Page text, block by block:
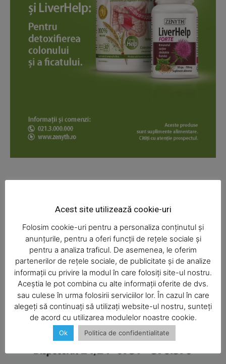
News Week
SUBSCRIBE NOW
Company
Acest site utilizează cookie-uri
Folosim cookie-uri pentru a personaliza conținutul și
anunțurile, pentru a oferi funcții de rețele sociale și
pentru a analiza traficul. De asemenea, le oferim
partenerilor de rețele sociale, de publicitate și de analize
informații cu privire la modul în care folosiți site-ul nostru.
Aceștia le pot combina cu alte informații oferite de dvs.
sau culese în urma folosirii serviciilor lor. În cazul în care
alegeți să continuați să utilizați website-ul nostru, sunteți
de acord cu utilizarea modulelor noastre cookie.
Ok Politica de confidentialitate